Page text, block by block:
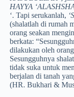
HAYYA
‘. Tapi serukanlah,
(shalatlah di rumah
orang seakan
berkata:
dilakukan oleh
Sesungguhnya
tidak suka untuk
berjalan di tanah
(HR. Bukhari &